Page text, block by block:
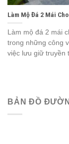
Làm Mộ Đá 2 Mái
Làm mộ đá 2 mái
trong những công
việc lưu giữ truyền
BẢN ĐỒ